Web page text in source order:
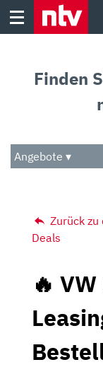
Skip
Audio
Das Beste
Finden
Angebote ▾
Zurück zu
Deals
🔥